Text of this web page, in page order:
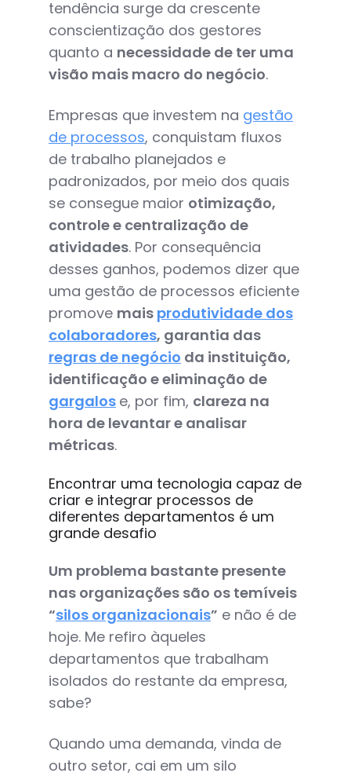
tendência surge da crescente
conscientização dos gestores
quanto a necessidade de ter uma
visão mais macro do negócio.
Empresas que investem na gestão
de processos, conquistam fluxos
de trabalho planejados e
padronizados, por meio dos quais
se consegue maior otimização,
controle e centralização de
atividades. Por consequência
desses ganhos, podemos dizer que
uma gestão de processos eficiente
promove mais produtividade dos
colaboradores, garantia das
regras de negócio da instituição,
identificação e eliminação de
gargalos e, por fim, clareza na
hora de levantar e analisar
métricas.
Encontrar uma tecnologia capaz de
criar e integrar processos de
diferentes departamentos é um
grande desafio
Um problema bastante presente
nas organizações são os temíveis
“silos organizacionais” e não é de
hoje. Me refiro àqueles
departamentos que trabalham
isolados do restante da empresa,
sabe?
Quando uma demanda, vinda de
outro setor, cai em um silo